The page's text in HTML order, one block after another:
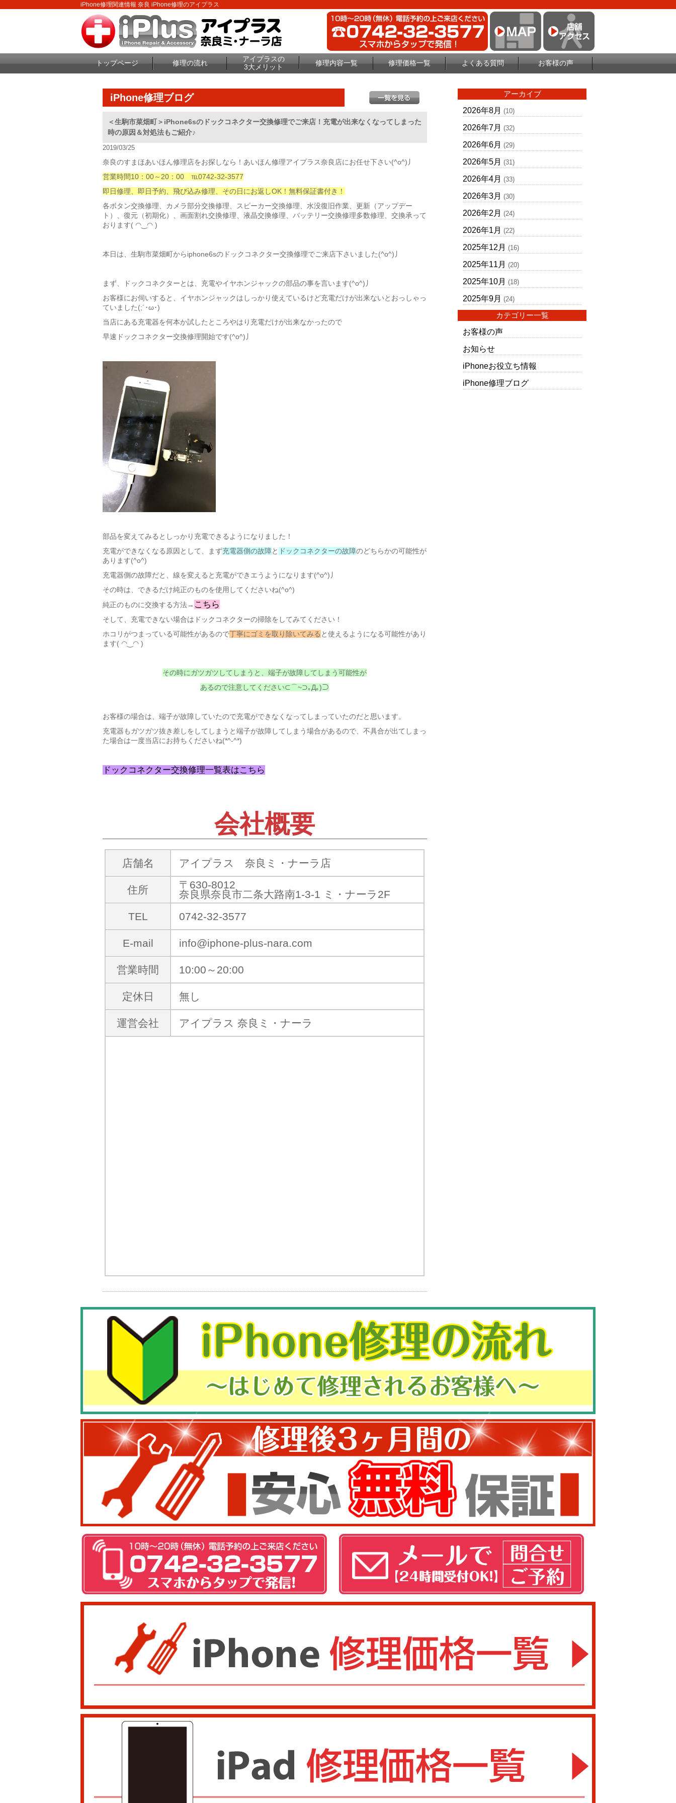
iPhone修理関連情報 奈良 iPhone修理のアイプラス
トップページ 修理の流れ
アイプラスの
3大メリット
修理内容一覧 修理価格一覧 よくある質問 お客様の声
iPhone修理ブログ
＜生駒市菜畑町＞iPhone6sのドックコネクター交換修理でご来店！充電が出来なくなってしまった
時の原因＆対処法もご紹介♪
2019/03/25
奈良のすまほあいほん修理店をお探しなら！あいほん修理アイプラス奈良店にお任せ下さい(^o^)丿
営業時間10：00～20：00 ℡0742-32-3577
即日修理、即日予約、飛び込み修理、その日にお返しOK！無料保証書付き！
各ボタン交換修理、カメラ部分交換修理、スピーカー交換修理、水没復旧作業、更新（アップデー
ト）、復元（初期化）、画面割れ交換修理、液晶交換修理、バッテリー交換修理多数修理、交換承って
おります( ◠‿◠ )
本日は、生駒市菜畑町からiphone6sのドックコネクター交換修理でご来店下さいました(^o^)丿
まず、ドックコネクターとは、充電やイヤホンジャックの部品の事を言います(^o^)丿
お客様にお伺いすると、イヤホンジャックはしっかり使えているけど充電だけが出来ないとおっしゃっ
ていました(;´･ω･)
当店にある充電器を何本か試したところやはり充電だけが出来なかったので
早速ドックコネクター交換修理開始です(^o^)丿
部品を変えてみるとしっかり充電できるようになりました！
充電ができなくなる原因として、まず充電器側の故障と ドックコネクターの故障のどちらかの可能性が
あります(^o^)
充電器側の故障だと、線を変えると充電ができエうようになります(^o^)丿
その時は、できるだけ純正のものを使用してくださいね(^o^)
純正のものに交換する方法→ こちら
そして、充電できない場合はドックコネクターの掃除をしてみてください！
ホコリがつまっている可能性があるので丁寧にゴミを取り除いてみる と使えるようになる可能性があり
ます( ◠‿◠ )
その時にガツガツしてしまうと、端子が故障してしまう可能性が
あるので注意してください⊂⌒~⊃｡Д｡)⊃
お客様の場合は、端子が故障していたので充電ができなくなってしまっていたのだと思います。
充電器もガツガツ抜き差しをしてしまうと端子が故障してしまう場合があるので、不具合が出てしまっ
た場合は一度当店にお持ちくださいね(*^-^*)
ドックコネクター交換修理一覧表はこちら
会社概要
店舗名 アイプラス 奈良ミ・ナーラ店
住所
〒630-8012
奈良県奈良市二条大路南1-3-1 ミ・ナーラ2F
TEL
0742-32-3577
E-mail info@iphone-plus-nara.com
営業時間 10:00～20:00
定休日 無し
運営会社 アイプラス 奈良ミ・ナーラ
アーカイブ
2026年8月 (10)
2026年7月 (32)
2026年6月 (29)
2026年5月 (31)
2026年4月 (33)
2026年3月 (30)
2026年2月 (24)
2026年1月 (22)
2025年12月 (16)
2025年11月 (20)
2025年10月 (18)
2025年9月 (24)
カテゴリー一覧
お客様の声
お知らせ
iPhoneお役立ち情報
iPhone修理ブログ